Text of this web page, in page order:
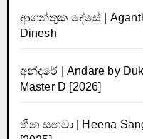
ආගන්තුක දේසේ |
Dinesh
අන්දරේ | Andare by
Master D [2026]
හීන සඟවා | Heena